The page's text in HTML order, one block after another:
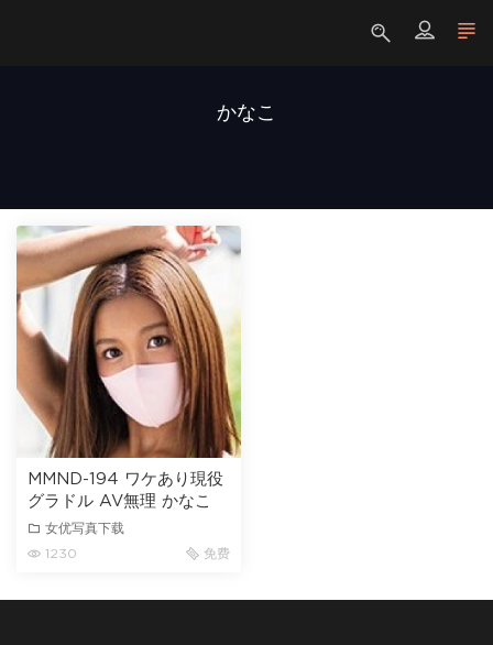
かなこ
MMND-194 ワケあり現役
グラドル AV無理 かなこ
女优写真下载
1230
免费